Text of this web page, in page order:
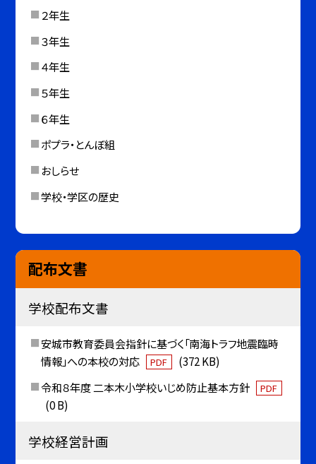
２年生
３年生
４年生
５年生
６年生
ポプラ・とんぼ組
おしらせ
学校・学区の歴史
配布文書
学校配布文書
安城市教育委員会指針に基づく「南海トラフ地震臨時
情報」への本校の対応
PDF
(372 KB)
令和８年度 二本木小学校いじめ防止基本方針
PDF
(0 B)
学校経営計画